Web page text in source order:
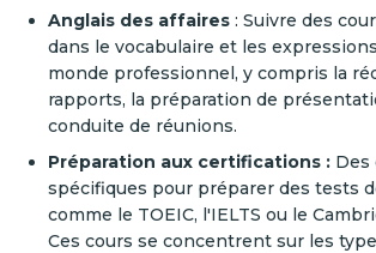
Anglais des affaires : Suivre des
dans le vocabulaire et les
monde professionnel, y compris la
rapports, la préparation de
conduite de réunions.
Préparation aux certifications : Des
spécifiques pour préparer des tests
comme le TOEIC, l'IELTS ou le
Ces cours se concentrent sur les